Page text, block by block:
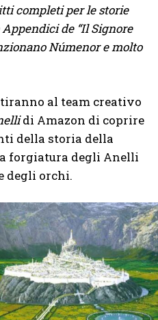
completi per le storie
de “Il Signore
Númenor e molto
al team creativo
di Amazon di coprire
della storia della
forgiatura degli Anelli
degli orchi.